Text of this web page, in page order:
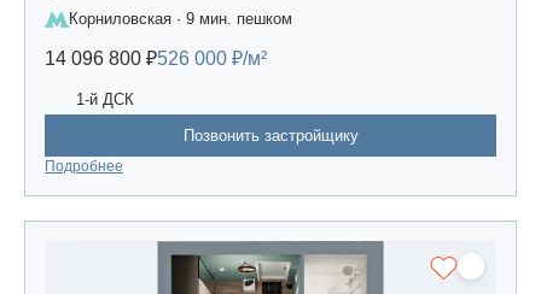
Корниловская · 9 мин. пешком
14 096 800 ₽526 000 ₽/м²
1-й ДСК
Позвонить застройщику
Подробнее